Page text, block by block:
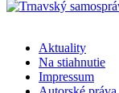
Aktuality
Na stiahnutie
Impressum